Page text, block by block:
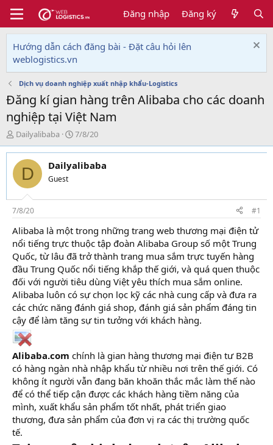
Đăng nhập Đăng ký
Hướng dẫn cách đăng bài - Đặt câu hỏi lên
weblogistics.vn
Dịch vụ doanh nghiệp xuất nhập khẩu-Logistics
Đăng kí gian hàng trên Alibaba cho các doanh
nghiệp tại Việt Nam
T
h
r
e
d
s
t
a
r
t
e
r
Dailyalibaba
N
g
à
y
i
7/8/20
D Dailyalibaba
Guest
7/8/20 #1
Alibaba là một trong những trang web thương mại điện tử
nổi tiếng trực thuộc tập đoàn Alibaba Group số một Trung
Quốc, từ lâu đã trở thành trang mua sắm trực tuyến hàng
đầu Trung Quốc nổi tiếng khắp thế giới, và quá quen thuộc
đối với người tiêu dùng Việt yêu thích mua sắm online.
Alibaba luôn có sự chọn lọc kỹ các nhà cung cấp và đưa ra
các chức năng đánh giá shop, đánh giá sản phẩm đáng tin
cậy để làm tăng sự tin tưởng với khách hàng.
Alibaba.com chính là gian hàng thương mại điện tư B2B
có hàng ngàn nhà nhập khẩu từ nhiều nơi trên thế giới. Có
không ít người vẫn đang băn khoăn thắc mắc làm thế nào
để có thể tiếp cận được các khách hàng tiềm năng của
mình, xuất khẩu sản phẩm tốt nhất, phát triển giao
thương, đưa sản phẩm của đơn vị ra các thị trường quốc
tế.